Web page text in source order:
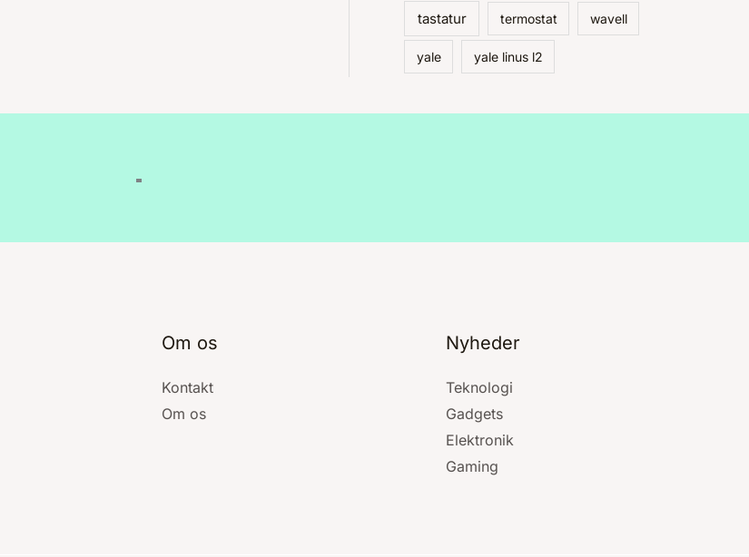
tastatur termostat wavell
yale yale linus l2
Om os
Kontakt
Om os
Nyheder
Teknologi
Gadgets
Elektronik
Gaming